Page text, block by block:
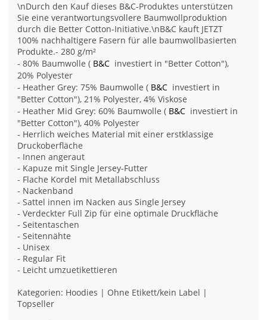
\nDurch den Kauf dieses B&C-Produktes unterstützen
Sie eine verantwortungsvollere Baumwollproduktion
durch die Better Cotton-Initiative.\nB&C kauft JETZT
100% nachhaltigere Fasern für alle baumwollbasierten
Produkte.- 280 g/m²
- 80% Baumwolle ( B&C investiert in "Better Cotton"),
20% Polyester
- Heather Grey: 75% Baumwolle ( B&C investiert in
"Better Cotton"), 21% Polyester, 4% Viskose
- Heather Mid Grey: 60% Baumwolle ( B&C investiert in
"Better Cotton"), 40% Polyester
- Herrlich weiches Material mit einer erstklassige
Druckoberfläche
- Innen angeraut
- Kapuze mit Single Jersey-Futter
- Flache Kordel mit Metallabschluss
- Nackenband
- Sattel innen im Nacken aus Single Jersey
- Verdeckter Full Zip für eine optimale Druckfläche
- Seitentaschen
- Seitennähte
- Unisex
- Regular Fit
- Leicht umzuetikettieren
Kategorien: Hoodies | Ohne Etikett/kein Label |
Topseller